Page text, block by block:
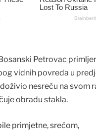
Petrovac
vidnih povreda u
nesreću na svom
obradu stakla.
primjetne, srećom,